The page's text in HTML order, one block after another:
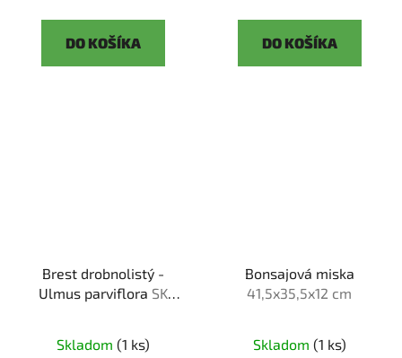
DO KOŠÍKA DO KOŠÍKA
Brest drobnolistý -
Ulmus parviflora SK
Skladom (1 ks)
Bonsajová miska
41,5x35,5x12 cm
Skladom (1 ks)